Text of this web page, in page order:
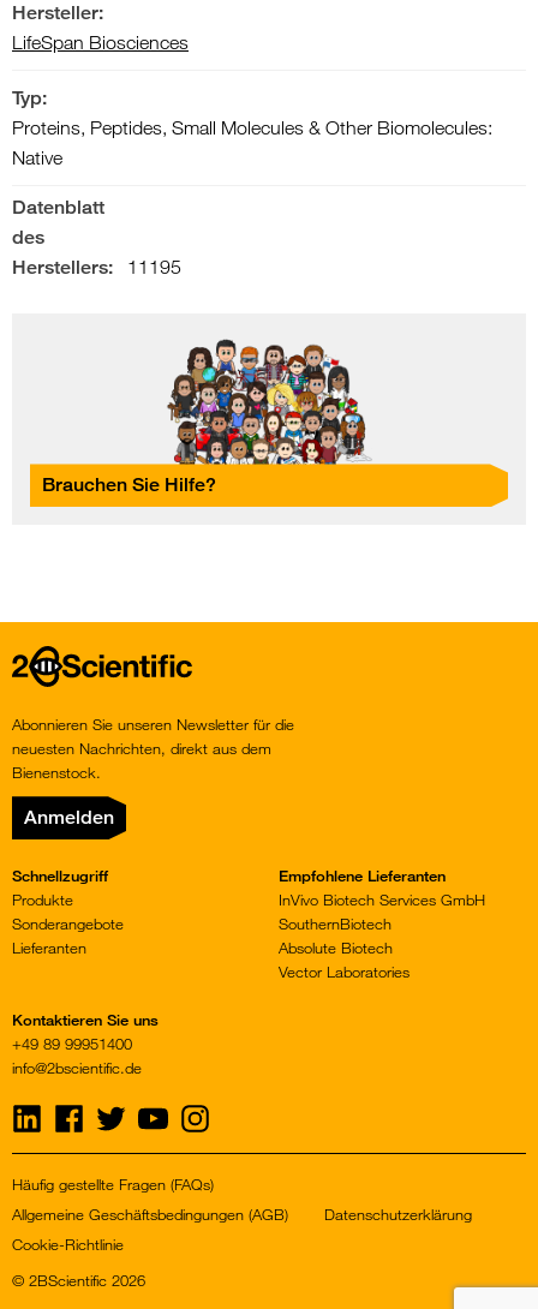
Hersteller:
LifeSpan Biosciences
Typ:
Proteins, Peptides, Small Molecules & Other Biomolecules:
Native
Datenblatt
des
Herstellers:
11195
Brauchen Sie Hilfe?
Home
Abonnieren Sie unseren Newsletter für die
neuesten Nachrichten, direkt aus dem
Bienenstock.
Anmelden
Schnellzugriff
Produkte
Sonderangebote
Lieferanten
Empfohlene Lieferanten
InVivo Biotech Services GmbH
SouthernBiotech
Absolute Biotech
Vector Laboratories
Kontaktieren Sie uns
+49 89 99951400
info@2bscientific.de
Visit
us
on
Visit
on
Visit
us
on
Visit
us
on
Visit
us
on
© 2BScientific 2026
Häufig gestellte Fragen (FAQs)
Allgemeine Geschäftsbedingungen (AGB)
Datenschutzerklärung
Cookie-Richtlinie